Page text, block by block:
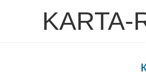
KARTA-